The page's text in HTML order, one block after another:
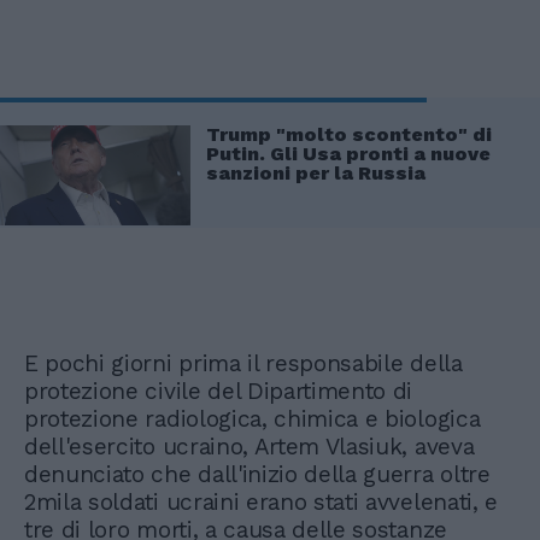
Trump "molto scontento" di
Putin. Gli Usa pronti a nuove
sanzioni per la Russia
E pochi giorni prima il responsabile della
protezione civile del Dipartimento di
protezione radiologica, chimica e biologica
dell'esercito ucraino, Artem Vlasiuk, aveva
denunciato che dall'inizio della guerra oltre
2mila soldati ucraini erano stati avvelenati, e
tre di loro morti, a causa delle sostanze